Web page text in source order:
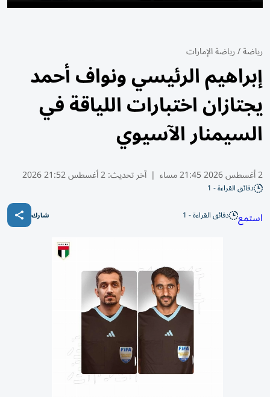
رياضة/رياضة الإمارات
إبراهيم الرئيسي ونواف أحمد
يجتازان اختبارات اللياقة في
السيمنار الآسيوي
2 أغسطس 2026 21:45 مساء | آخر تحديث:2 أغسطس 21:52 2026
دقائق القراءة - 1
استمع دقائق القراءة - 1 شارك